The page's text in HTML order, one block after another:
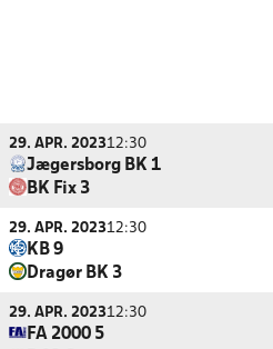
29. APR. 202312:30
Jægersborg BK 1
BK Fix 3
29. APR. 202312:30
KB 9
Dragør BK 3
29. APR. 202312:30
FA 2000 5